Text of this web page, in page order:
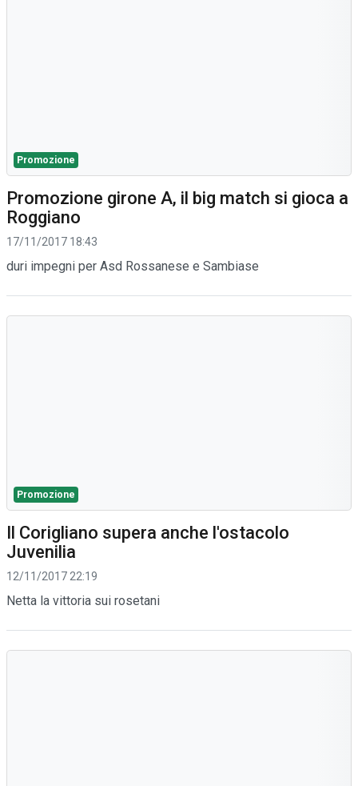
Promozione
Promozione girone A, il big match si gioca a
Roggiano
17/11/2017 18:43
duri impegni per Asd Rossanese e Sambiase
Promozione
Il Corigliano supera anche l'ostacolo
Juvenilia
12/11/2017 22:19
Netta la vittoria sui rosetani